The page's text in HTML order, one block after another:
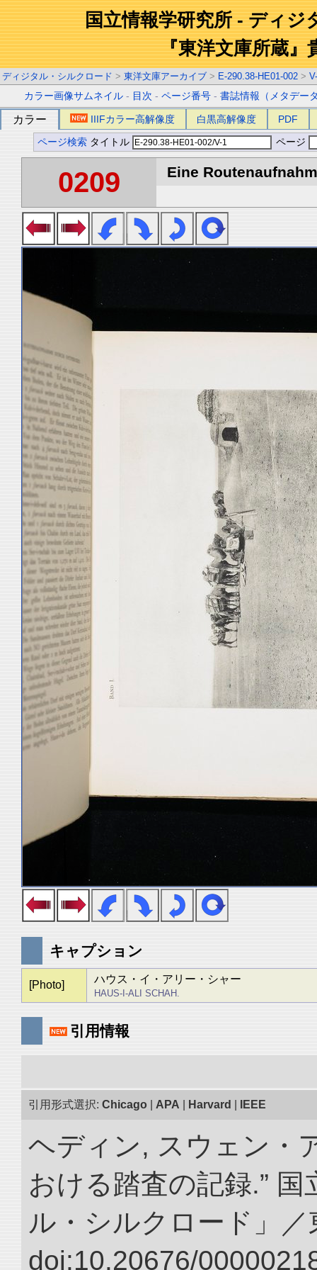
国立情報学研究所 - ディジ
『東洋文庫所蔵』
ディジタル・シルクロード > 東洋文庫アーカイブ > E-290.38-HE01-002 >
カラー画像サムネイル - 目次 -ページ番号 -書誌情報（メタデー
カラー IIIFカラー高解像度 白黒高解像度 PDF
ページ検索 タイトル ページ
0209 Eine
キャプション
[Photo] ハウス・イ・アリー・シャー
HAUS-I-ALI SCHAH.
引用情報
引用形式選択: Chicago APA Harvard IEEE
ヘディン, スウェン・
おける踏査の記録.”
ル・シルクロード」／
doi:10.20676/